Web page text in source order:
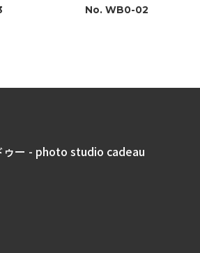
No. WB0-02
ゥー - photo studio cadeau